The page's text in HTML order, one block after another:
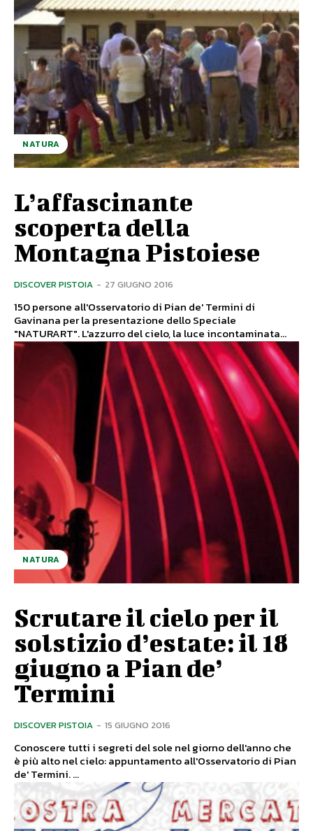
NATURA
L’affascinante
scoperta della
Montagna Pistoiese
DISCOVER PISTOIA - 27 GIUGNO 2016
150 persone all'Osservatorio di Pian de' Termini di
Gavinana per la presentazione dello Speciale
"NATURART". L'azzurro del cielo, la luce incontaminata...
NATURA
Scrutare il cielo per il
solstizio d’estate: il 18
giugno a Pian de’
Termini
DISCOVER PISTOIA - 15 GIUGNO 2016
Conoscere tutti i segreti del sole nel giorno dell'anno che
è più alto nel cielo: appuntamento all'Osservatorio di Pian
de' Termini. ...